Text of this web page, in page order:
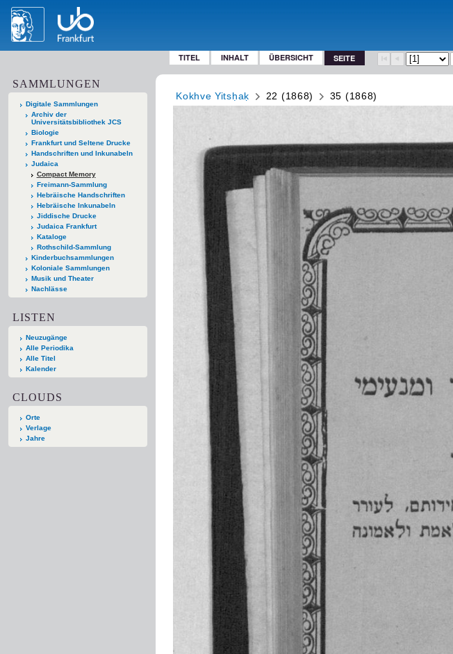
TITEL INHALT ÜBERSICHT SEITE
SAMMLUNGEN
Digitale Sammlungen
Archiv der
Universitätsbibliothek JCS
Biologie
Frankfurt und Seltene Drucke
Handschriften und Inkunabeln
Judaica
Compact Memory
Freimann-Sammlung
Hebräische Handschriften
Hebräische Inkunabeln
Jiddische Drucke
Judaica Frankfurt
Kataloge
Rothschild-Sammlung
Kinderbuchsammlungen
Koloniale Sammlungen
Musik und Theater
Nachlässe
LISTEN
Neuzugänge
Alle Periodika
Alle Titel
Kalender
CLOUDS
Orte
Verlage
Jahre
Kokhve Yitsḥaḳ 22 (1868) 35 (1868)